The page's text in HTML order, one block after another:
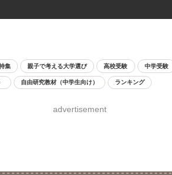
集 親子で考える大学選び 高校受験 中学受験
自由研究教材（中学生向け） ランキング
advertisement